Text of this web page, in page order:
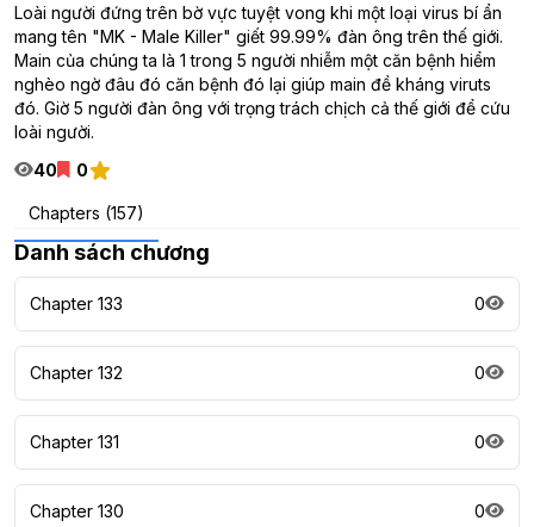
Loài người đứng trên bờ vực tuyệt vong khi một loại virus bí ẩn
mang tên "MK - Male Killer" giết 99.99% đàn ông trên thế giới.
Main của chúng ta là 1 trong 5 người nhiễm một căn bệnh hiểm
nghèo ngờ đâu đó căn bệnh đó lại giúp main đề kháng viruts
đó. Giờ 5 người đàn ông với trọng trách chịch cả thế giới để cứu
loài người.
40
0
Chapters (157)
Danh sách chương
Chapter 133 0
Chapter 132 0
Chapter 131 0
Chapter 130 0